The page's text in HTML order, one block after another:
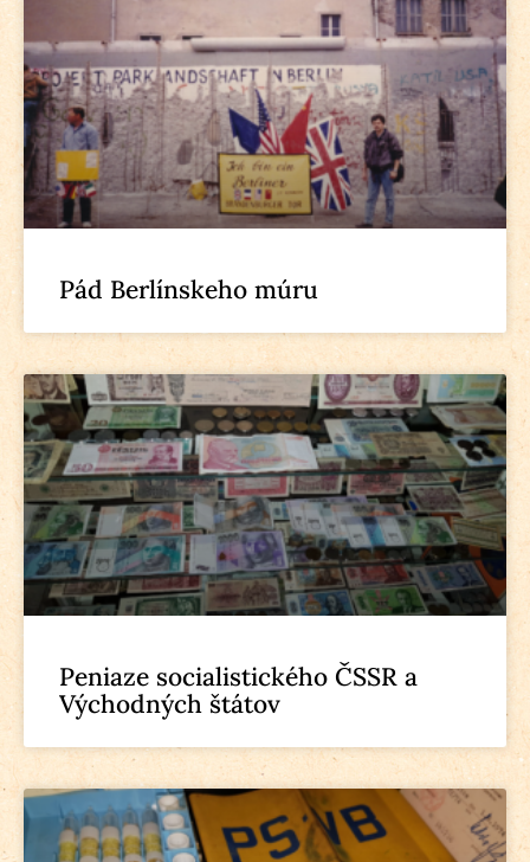
Pád Berlínskeho múru
Peniaze socialistického ČSSR a
Východných štátov